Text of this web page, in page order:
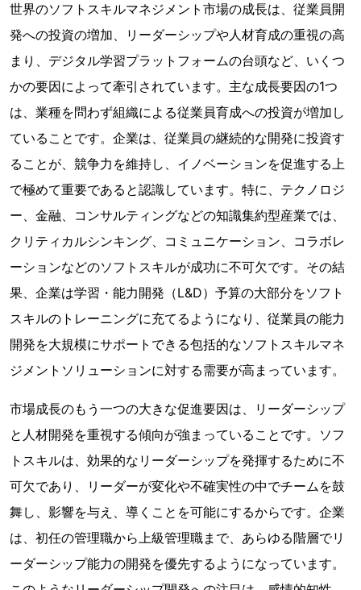
世界のソフトスキルマネジメント市場の成長は、従業員開
発への投資の増加、リーダーシップや人材育成の重視の高
まり、デジタル学習プラットフォームの台頭など、いくつ
かの要因によって牽引されています。主な成長要因の1つ
は、業種を問わず組織による従業員育成への投資が増加し
ていることです。企業は、従業員の継続的な開発に投資す
ることが、競争力を維持し、イノベーションを促進する上
で極めて重要であると認識しています。特に、テクノロジ
ー、金融、コンサルティングなどの知識集約型産業では、
クリティカルシンキング、コミュニケーション、コラボレ
ーションなどのソフトスキルが成功に不可欠です。その結
果、企業は学習・能力開発（L&D）予算の大部分をソフト
スキルのトレーニングに充てるようになり、従業員の能力
開発を大規模にサポートできる包括的なソフトスキルマネ
ジメントソリューションに対する需要が高まっています。
市場成長のもう一つの大きな促進要因は、リーダーシップ
と人材開発を重視する傾向が強まっていることです。ソフ
トスキルは、効果的なリーダーシップを発揮するために不
可欠であり、リーダーが変化や不確実性の中でチームを鼓
舞し、影響を与え、導くことを可能にするからです。企業
は、初任の管理職から上級管理職まで、あらゆる階層でリ
ーダーシップ能力の開発を優先するようになっています。